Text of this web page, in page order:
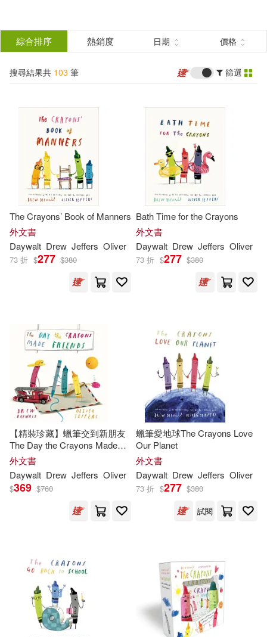
結
分類 (單選)
所有商品(103) 圖書(103)
(可複選)
Daywalt(80) Drew(55)
Drew/ Jeffers(15)
Oliver (ILT)(12)
祖兒．戴沃特(6)
Oliver Jeffers(5)
Drew/ Tallec(4)
Olivier (ILT)(4)
祖兒‧戴沃特(4) Oliver(2)
Adam (ILT)(1) David (ILT)(1)
Drew/ Campbell(1)
Drew/ McClements(1)
Ingram(73)
HARPERCOLLINS PUBLISHERS
UK(6)
Merrymakers Distribution(4)
Penguin Group (USA) Inc.(4)
Andana Editorial(2)
東雨文化(2)
Hachette Book Group(1)
綜合排序 熱銷度 日期 價格
搜尋結果共 103 筆 篩選
The Crayons’ Book of Manners
外文書
Daywalt Drew Jeffers Oliver
73 折 $277 $380
Bath Time for the Crayons
外文書
Daywalt Drew Jeffers Oliver
73 折 $277 $380
【精裝珍藏】蠟筆交到新朋友
The Day the Crayons Made
Friends
外文書
Daywalt Drew Jeffers Oliver
$369 $760
蠟筆愛地球The Crayons Love
Our Planet
外文書
Daywalt Drew Jeffers Oliver
73 折 $277 $380
試閱